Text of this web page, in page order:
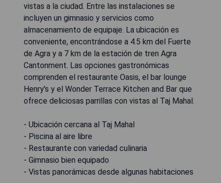
vistas a la ciudad. Entre las instalaciones se
incluyen un gimnasio y servicios como
almacenamiento de equipaje. La ubicación es
conveniente, encontrándose a 4.5 km del Fuerte
de Agra y a 7 km de la estación de tren Agra
Cantonment. Las opciones gastronómicas
comprenden el restaurante Oasis, el bar lounge
Henry's y el Wonder Terrace Kitchen and Bar que
ofrece deliciosas parrillas con vistas al Taj Mahal.
- Ubicación cercana al Taj Mahal
- Piscina al aire libre
- Restaurante con variedad culinaria
- Gimnasio bien equipado
- Vistas panorámicas desde algunas habitaciones